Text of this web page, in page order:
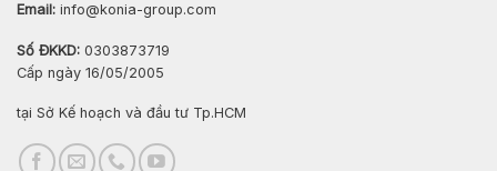
Email: info@konia-group.com
Số ĐKKD: 0303873719
Cấp ngày 16/05/2005
tại Sở Kế hoạch và đầu tư Tp.HCM